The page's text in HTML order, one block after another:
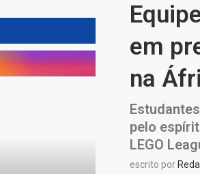
em
na
pelo
LEGO
escrito por